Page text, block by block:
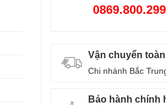
0869.800.299
Vận chuyển
Chi nhánh Bắc
Bảo hành chính